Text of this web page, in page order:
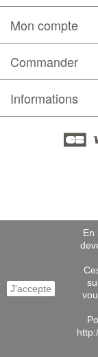
Mon compte
Commander
Informations
J'accepte
En